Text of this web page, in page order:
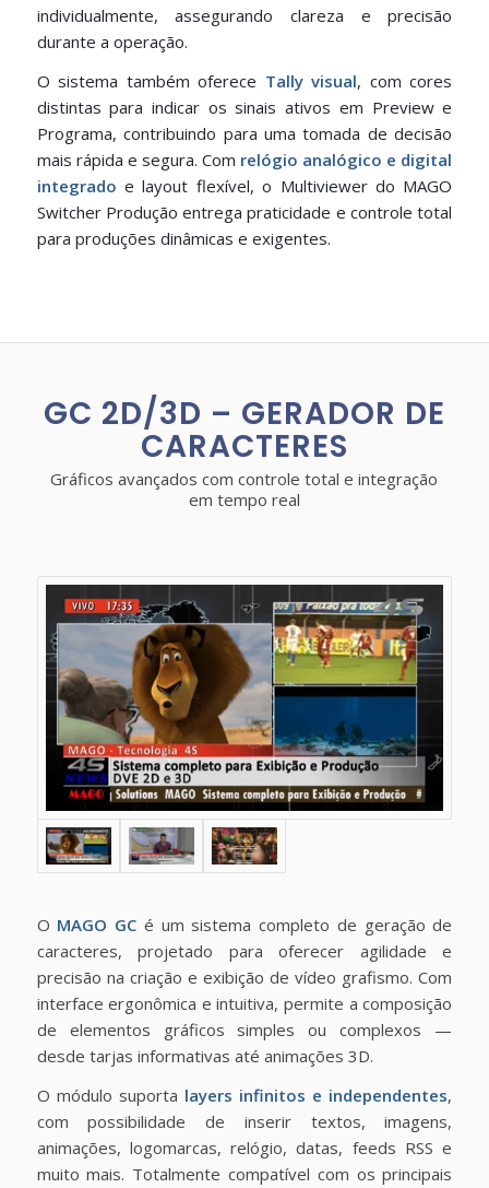
individualmente, assegurando clareza e precisão
durante a operação.
O sistema também oferece Tally visual, com cores
distintas para indicar os sinais ativos em Preview e
Programa, contribuindo para uma tomada de decisão
mais rápida e segura. Com relógio analógico e digital
integrado e layout flexível, o Multiviewer do MAGO
Switcher Produção entrega praticidade e controle total
para produções dinâmicas e exigentes.
GC 2D/3D – GERADOR DE
CARACTERES
Gráficos avançados com controle total e integração
em tempo real
O MAGO GC é um sistema completo de geração de
caracteres, projetado para oferecer agilidade e
precisão na criação e exibição de vídeo grafismo. Com
interface ergonômica e intuitiva, permite a composição
de elementos gráficos simples ou complexos —
desde tarjas informativas até animações 3D.
O módulo suporta layers infinitos e independentes,
com possibilidade de inserir textos, imagens,
animações, logomarcas, relógio, datas, feeds RSS e
muito mais. Totalmente compatível com os principais